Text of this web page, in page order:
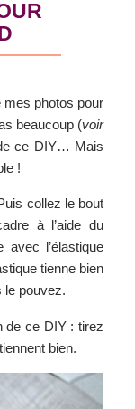
mes photos pour
beaucoup (voir
ce DIY… Mais
!
collez le bout
à l’aide du
l’élastique
tienne bien
le pouvez.
de ce DIY : tirez
bien.